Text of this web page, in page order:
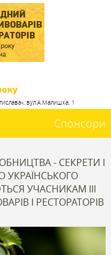
вул.А.Малишка, 1
Спонсори
- СЕКРЕТИ І
УКРАЇНСЬКОГО
УЧАСНИКАМ ІІІ
І РЕСТОРАТОРІВ